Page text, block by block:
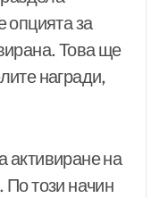
опцията за
Това ще
награди,
активиране на
По този начин